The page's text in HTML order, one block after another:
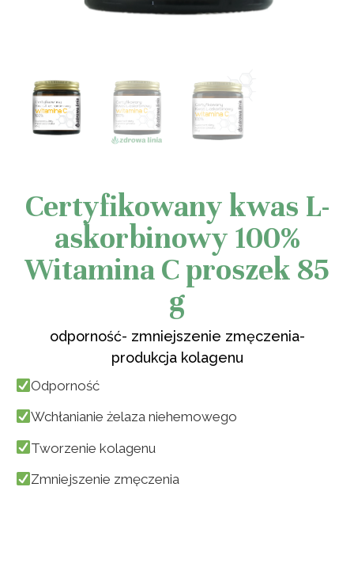
Certyfikowany kwas L-
askorbinowy 100%
Witamina C proszek 85
g
odporność- zmniejszenie zmęczenia-
produkcja kolagenu
Odporność
Wchłanianie żelaza niehemowego
Tworzenie kolagenu
Zmniejszenie zmęczenia